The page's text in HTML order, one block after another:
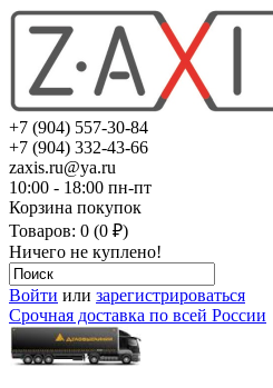
+7 (904) 557-30-84
+7 (904) 332-43-66
zaxis.ru@ya.ru
10:00 - 18:00 пн-пт
Корзина покупок
Товаров: 0 (0 ₽)
Ничего не куплено!
Войти или зарегистрироваться
Срочная доставка по всей России